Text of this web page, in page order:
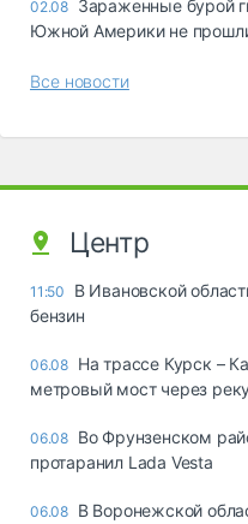
02.08 Зараженные бурой
Южной Америки не
Все новости
Центр
11:50
В Ивановской
бензин
06.08 На трассе Курск –
метровый мост через
06.08 Во Фрунзенском
протаранил Lada Vesta
06.08 В Воронежской